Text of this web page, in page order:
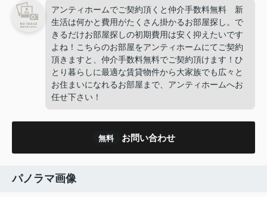
アンティホームでご契約頂くと仲介手数料無料 新
生活は何かと費用がたくさん掛かるお部屋探し。で
きるだけお部屋探しの初期費用は安く抑えたいです
よね！こちらのお部屋をアンティホームにてご契約
頂きますと、仲介手数料無料でご契約頂けます！ひ
とり暮らしに最適な賃貸物件から大家族でも広々と
お住まいになれるお部屋まで、アンティホームへお
任せ下さい！
無料 お問い合わせ
パノラマ画像